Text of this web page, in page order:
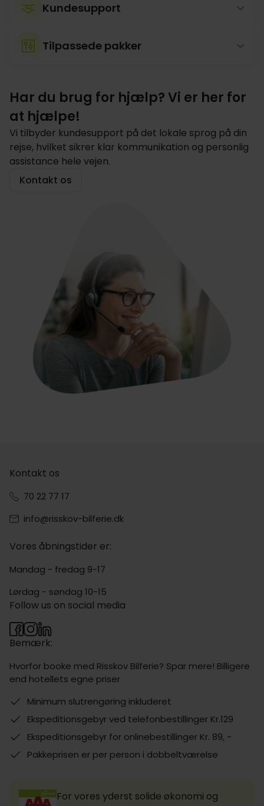
Kundesupport
Tilpassede pakker
Har du brug for hjælp? Vi er her for
at hjælpe!
Vi tilbyder kundesupport på det lokale sprog på din
rejse, hvilket sikrer klar kommunikation og personlig
assistance hele vejen.
Kontakt os
Kontakt os
70 22 77 17
info@risskov-bilferie.dk
Vores åbningstider er:
Mandag - fredag 9-17
Lørdag - søndag 10-15
Bemærk:
Hvorfor booke med Risskov Bilferie? Spar mere! Billigere
end hotellets egne priser
Minimum slutrengøring inkluderet
Ekspeditionsgebyr ved telefonbestillinger Kr.129
Ekspeditionsgebyr for onlinebestillinger Kr. 89, -
Pakkeprisen er per person i dobbeltværelse
Follow us on social media
For vores yderst solide økonomi og